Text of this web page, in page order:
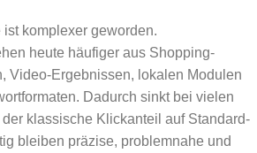
komplexer geworden.
heute häufiger aus Shopping-
Video-Ergebnissen, lokalen Modulen
Dadurch sinkt bei vielen
klassische Klickanteil auf Standard-
bleiben präzise, problemnahe und